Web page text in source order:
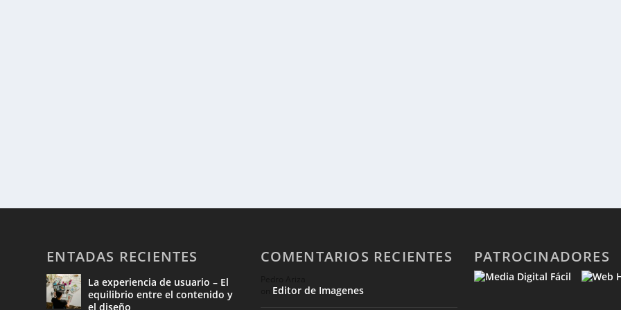
ENTADAS RECIENTES
La experiencia de usuario – El
equilibrio entre el contenido y
el diseño
COMENTARIOS RECIENTES
Editor de Imagenes
PATROCINADORES